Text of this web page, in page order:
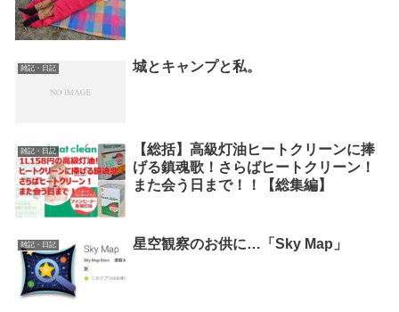
雑記・日記 城とキャンプと私。
雑記・日記
【総括】高級灯油ヒートクリーンに捧
げる鎮魂歌！さらばヒートクリーン！
また会う日まで！！【総集編】
雑記・日記 星空観察のお供に…「Sky Map」